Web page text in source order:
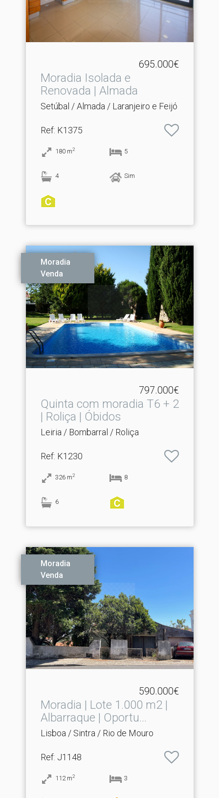
695.000€
Moradia Isolada e
Renovada | Almada
Setúbal / Almada / Laranjeiro e Feijó
Ref: K1375
180 m2 5
4 Sim
Moradia
Venda
797.000€
Quinta com moradia T6 + 2
| Roliça | Óbidos
Leiria / Bombarral / Roliça
Ref: K1230
326 m2 8
6
Moradia
Venda
590.000€
Moradia | Lote 1.​000 m2 |
Albarraque | Oportu...
Lisboa / Sintra / Rio de Mouro
Ref: J1148
112 m2 3